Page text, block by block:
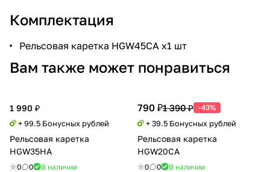
Комплектация
Рельсовая каретка HGW45CA x1 шт
Вам также может понравиться
1 990 ₽
+ 99.5 Бонусных рублей
Рельсовая каретка
HGW35HA
0 0 В наличии
790 ₽1 390 ₽ -43%
+ 39.5 Бонусных рублей
Рельсовая каретка
HGW20CA
0 0 В наличии